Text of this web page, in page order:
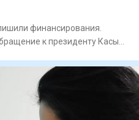
финансирования.
к президенту Касым-